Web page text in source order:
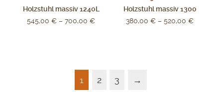
Holzstuhl massiv 1240L
545,00€ –700,00€
Holzstuhl massiv 1300
380,00€ – 520,00€
1 2 3 →